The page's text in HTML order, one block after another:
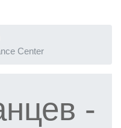
Center
-